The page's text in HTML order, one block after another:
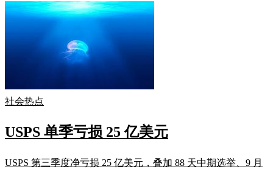
社会热点
USPS 单季亏损 25 亿美元
USPS 第三季度净亏损 25 亿美元，叠加 88 天中期选举、9 月